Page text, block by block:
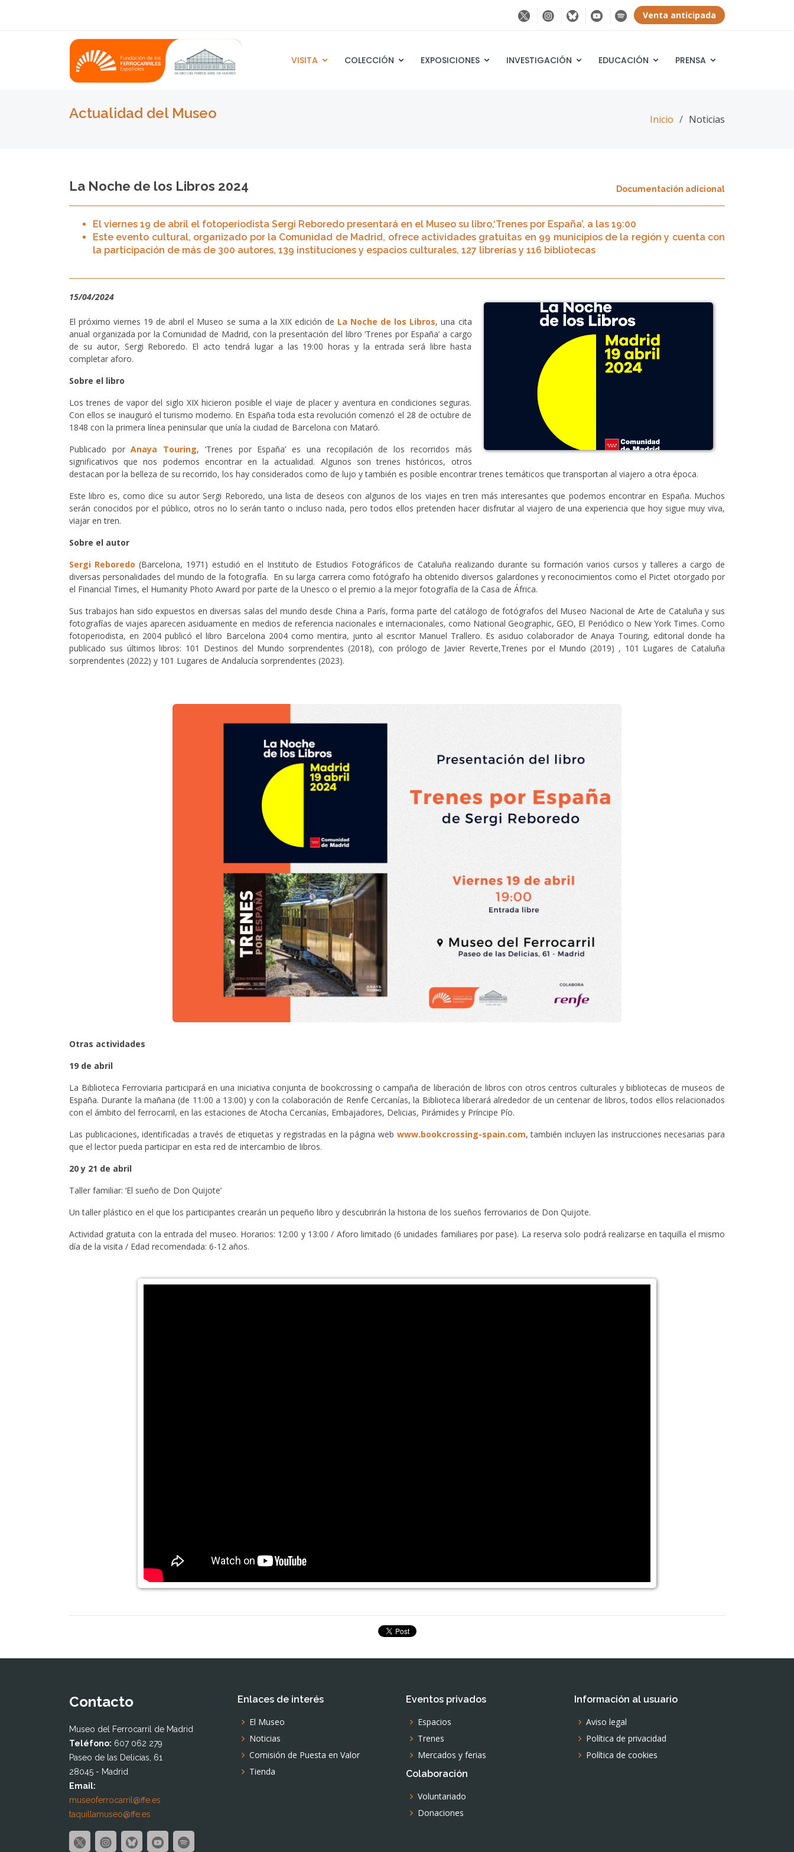
Venta anticipada
VISITA COLECCIÓN EXPOSICIONES INVESTIGACIÓN EDUCACIÓN PRENSA
Actualidad del Museo Inicio Noticias
La Noche de los Libros 2024 Documentación adicional
El viernes 19 de abril el fotoperiodista Sergi Reboredo presentará en el Museo su libro,‘Trenes por España’, a las 19:00
Este evento cultural, organizado por la Comunidad de Madrid, ofrece actividades gratuitas en 99 municipios de la región y cuenta con
la participación de más de 300 autores, 139 instituciones y espacios culturales, 127 librerías y 116 bibliotecas
15/04/2024
El próximo viernes 19 de abril el Museo se suma a la XIX edición de La Noche de los Libros, una cita
anual organizada por la Comunidad de Madrid, con la presentación del libro ‘Trenes por España’ a cargo
de su autor, Sergi Reboredo. El acto tendrá lugar a las 19:00 horas y la entrada será libre hasta
completar aforo.
Sobre el libro
Los trenes de vapor del siglo XIX hicieron posible el viaje de placer y aventura en condiciones seguras.
Con ellos se inauguró el turismo moderno. En España toda esta revolución comenzó el 28 de octubre de
1848 con la primera línea peninsular que unía la ciudad de Barcelona con Mataró.
Publicado porAnaya Touring, ‘Trenes por España’ es una recopilación de los recorridos más
significativos que nos podemos encontrar en la actualidad. Algunos son trenes históricos, otros
destacan por la belleza de su recorrido, los hay considerados como de lujo y también es posible encontrar trenes temáticos que transportan al viajero a otra época.
Este libro es, como dice su autor Sergi Reboredo, una lista de deseos con algunos de los viajes en tren más interesantes que podemos encontrar en España. Muchos
serán conocidos por el público, otros no lo serán tanto o incluso nada, pero todos ellos pretenden hacer disfrutar al viajero de una experiencia que hoy sigue muy viva,
viajar en tren.
Sobre el autor
Sergi Reboredo (Barcelona, 1971) estudió en el Instituto de Estudios Fotográficos de Cataluña realizando durante su formación varios cursos y talleres a cargo de
diversas personalidades del mundo de la fotografía. En su larga carrera como fotógrafo ha obtenido diversos galardones y reconocimientos como el Pictet otorgado por
el Financial Times, el Humanity Photo Award por parte de la Unesco o el premio a la mejor fotografía de la Casa de África.
Sus trabajos han sido expuestos en diversas salas del mundo desde China a París, forma parte del catálogo de fotógrafos del Museo Nacional de Arte de Cataluña y sus
fotografías de viajes aparecen asiduamente en medios de referencia nacionales e internacionales, como National Geographic, GEO, El Periódico o New York Times. Como
fotoperiodista, en 2004 publicó el libro Barcelona 2004 como mentira, junto al escritor Manuel Trallero. Es asiduo colaborador de Anaya Touring, editorial donde ha
publicado sus últimos libros: 101 Destinos del Mundo sorprendentes (2018), con prólogo de Javier Reverte,Trenes por el Mundo (2019) , 101 Lugares de Cataluña
sorprendentes (2022) y 101 Lugares de Andalucía sorprendentes (2023).
Otras actividades
19 de abril
La Biblioteca Ferroviaria participará en una iniciativa conjunta de bookcrossing o campaña de liberación de libros con otros centros culturales y bibliotecas de museos de
España. Durante la mañana (de 11:00 a 13:00) y con la colaboración de Renfe Cercanías, la Biblioteca liberará alrededor de un centenar de libros, todos ellos relacionados
con el ámbito del ferrocarril, en las estaciones de Atocha Cercanías, Embajadores, Delicias, Pirámides y Príncipe Pío.
Las publicaciones, identificadas a través de etiquetas y registradas en la página web www.bookcrossing-spain.com, también incluyen las instrucciones necesarias para
que el lector pueda participar en esta red de intercambio de libros.
20 y 21 de abril
Taller familiar: ‘El sueño de Don Quijote’
Un taller plástico en el que los participantes crearán un pequeño libro y descubrirán la historia de los sueños ferroviarios de Don Quijote.
Actividad gratuita con la entrada del museo. Horarios: 12:00 y 13:00 / Aforo limitado (6 unidades familiares por pase). La reserva solo podrá realizarse en taquilla el mismo
día de la visita / Edad recomendada: 6-12 años.
Contacto
Museo del Ferrocarril de Madrid
Teléfono: 607 062 279
Paseo de las Delicias, 61
28045 - Madrid
Email:
museoferrocarril@ffe.es
taquillamuseo@ffe.es
Enlaces de interés
El Museo
Noticias
Comisión de Puesta en Valor
Tienda
Eventos privados
Espacios
Trenes
Mercados y ferias
Colaboración
Voluntariado
Donaciones
Información al usuario
Aviso legal
Política de privacidad
Política de cookies